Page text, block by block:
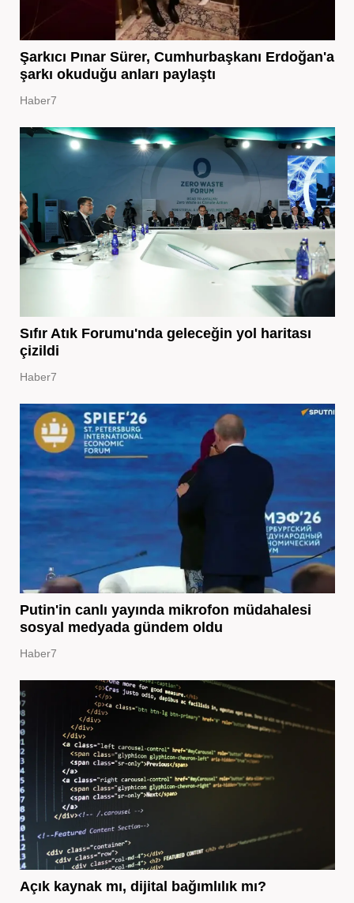
Şarkıcı Pınar Sürer, Cumhurbaşkanı Erdoğan'a
şarkı okuduğu anları paylaştı
Haber7
Sıfır Atık Forumu'nda geleceğin yol haritası
çizildi
Haber7
Putin'in canlı yayında mikrofon müdahalesi
sosyal medyada gündem oldu
Haber7
Açık kaynak mı, dijital bağımlılık mı?